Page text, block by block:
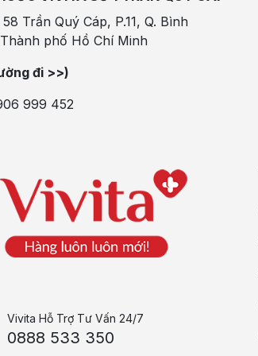
58 Trần Quý Cáp, P.11, Q. Bình
phố Hồ Chí Minh
đi >>)
999 452
Vivita Hỗ Trợ Tư Vấn 24/7
0888 533 350